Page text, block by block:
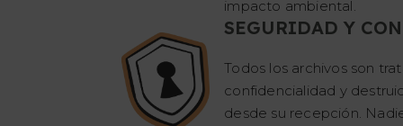
impacto ambiental.
SEGURIDAD Y
Todos los archivos son
confidencialidad y
desde su recepción.